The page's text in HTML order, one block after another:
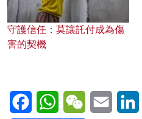
守護信任：莫讓託付成為傷
害的契機
FacebookWhatsAppWeChatEmail